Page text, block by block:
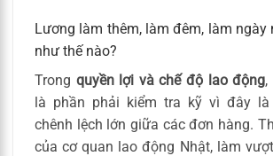
Lương làm thêm, làm đêm, làm ngày
như thế nào?
Trong quyền lợi và chế độ lao động,
là phần phải kiểm tra kỹ vì đây là
chênh lệch lớn giữa các đơn hàng.
của cơ quan lao động Nhật, làm